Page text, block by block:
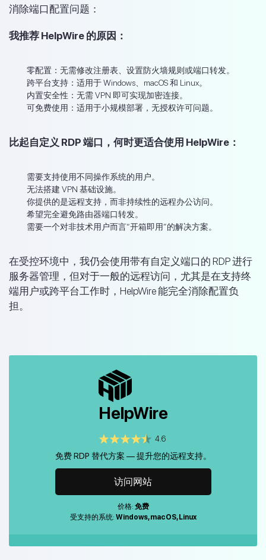
消除端口配置问题：
我推荐 HelpWire 的原因：
零配置： 无需修改注册表、设置防火墙规则或端口转发。
跨平台支持： 适用于 Windows、macOS 和 Linux。
内置安全性： 无需 VPN 即可实现加密连接。
可免费使用： 适用于小规模部署，无授权许可问题。
比起自定义 RDP 端口，何时更适合使用 HelpWire：
需要支持使用不同操作系统的用户。
无法搭建 VPN 基础设施。
你提供的是远程支持，而非持续性的远程办公访问。
希望完全避免路由器端口转发。
需要一个对非技术用户而言“开箱即用”的解决方案。
在受控环境中，我仍会使用带有自定义端口的 RDP 进行
服务器管理，但对于一般的远程访问，尤其是在支持终
端用户或跨平台工作时，HelpWire 能完全消除配置负
担。
HelpWire
4.6
免费 RDP 替代方案 — 提升您的远程支持。
访问网站
价格: 免费
受支持的系统: Windows, macOS, Linux